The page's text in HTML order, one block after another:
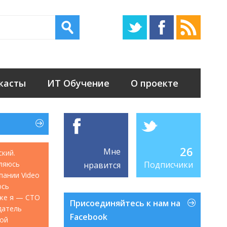
ИТ Обучение О проекте
Video
я — CTO
Мне
нравится
26
Подписчики
Присоединяйтесь к нам на
Facebook